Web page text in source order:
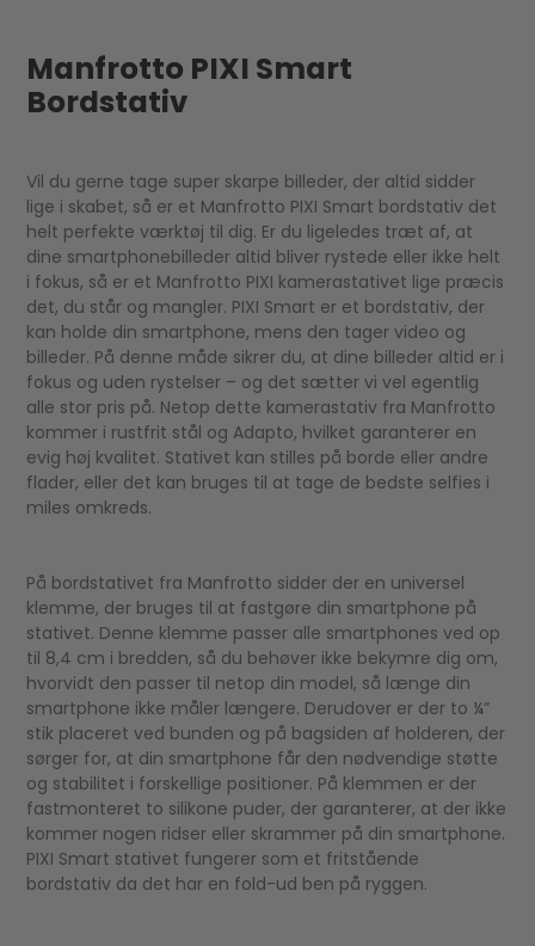
Manfrotto PIXI Smart
Bordstativ
Vil du gerne tage super skarpe billeder, der altid sidder
lige i skabet, så er et Manfrotto PIXI Smart bordstativ det
helt perfekte værktøj til dig. Er du ligeledes træt af, at
dine smartphonebilleder altid bliver rystede eller ikke helt
i fokus, så er et Manfrotto PIXI kamerastativet lige præcis
det, du står og mangler. PIXI Smart er et bordstativ, der
kan holde din smartphone, mens den tager video og
billeder. På denne måde sikrer du, at dine billeder altid er i
fokus og uden rystelser – og det sætter vi vel egentlig
alle stor pris på. Netop dette kamerastativ fra Manfrotto
kommer i rustfrit stål og Adapto, hvilket garanterer en
evig høj kvalitet. Stativet kan stilles på borde eller andre
flader, eller det kan bruges til at tage de bedste selfies i
miles omkreds.
På bordstativet fra Manfrotto sidder der en universel
klemme, der bruges til at fastgøre din smartphone på
stativet. Denne klemme passer alle smartphones ved op
til 8,4 cm i bredden, så du behøver ikke bekymre dig om,
hvorvidt den passer til netop din model, så længe din
smartphone ikke måler længere. Derudover er der to ¼”
stik placeret ved bunden og på bagsiden af holderen, der
sørger for, at din smartphone får den nødvendige støtte
og stabilitet i forskellige positioner. På klemmen er der
fastmonteret to silikone puder, der garanterer, at der ikke
kommer nogen ridser eller skrammer på din smartphone.
PIXI Smart stativet fungerer som et fritstående
bordstativ da det har en fold-ud ben på ryggen.